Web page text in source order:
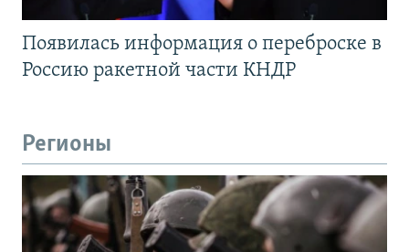
Появилась информация о переброске в
Россию ракетной части КНДР
Регионы